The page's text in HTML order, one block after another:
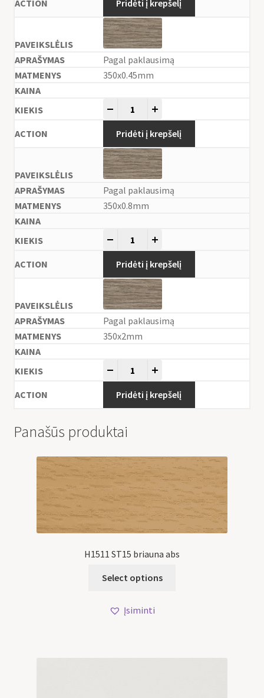
Pridėti į krepšelį
Pagal paklausimą
350x0.45mm
Pridėti į krepšelį
Pagal paklausimą
350x0.8mm
Pridėti į krepšelį
Pagal paklausimą
350x2mm
Pridėti į krepšelį
Panašūs produktai
H1511 ST15 briauna abs
Select options
Įsiminti